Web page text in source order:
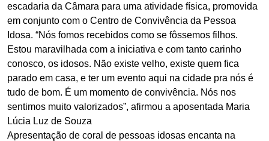
escadaria da Câmara para uma atividade física, promovida
em conjunto com o Centro de Convivência da Pessoa
Idosa. “Nós fomos recebidos como se fôssemos filhos.
Estou maravilhada com a iniciativa e com tanto carinho
conosco, os idosos. Não existe velho, existe quem fica
parado em casa, e ter um evento aqui na cidade pra nós é
tudo de bom. É um momento de convivência. Nós nos
sentimos muito valorizados”, afirmou a aposentada Maria
Lúcia Luz de Souza
Apresentação de coral de pessoas idosas encanta na